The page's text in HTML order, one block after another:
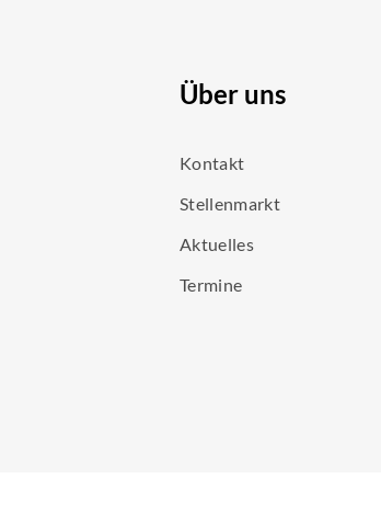
Über uns
Kontakt
Stellenmarkt
Aktuelles
Termine